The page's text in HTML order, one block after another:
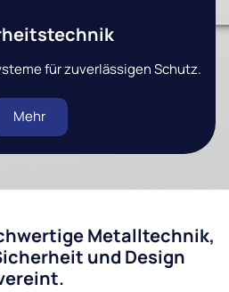
für zuverlässigen Schutz.
Mehr
Metalltechnik,
und Design